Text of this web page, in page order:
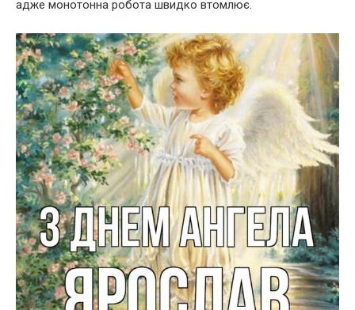
адже монотонна робота швидко втомлює.